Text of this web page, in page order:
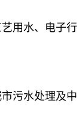
用水、电子行
污水处理及中